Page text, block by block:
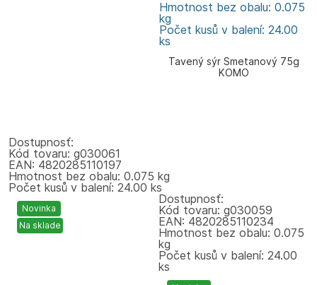
Hmotnost bez obalu: 0.075
kg
Počet kusů v balení: 24.00
ks
Tavený sýr Smetanový 75g
KOMO
Dostupnosť:
Kód tovaru: g030061
EAN: 4820285110197
Hmotnost bez obalu: 0.075 kg
Počet kusů v balení: 24.00 ks
Novinka
Na sklade
Dostupnosť:
Kód tovaru: g030059
EAN: 4820285110234
Hmotnost bez obalu: 0.075
kg
Počet kusů v balení: 24.00
ks